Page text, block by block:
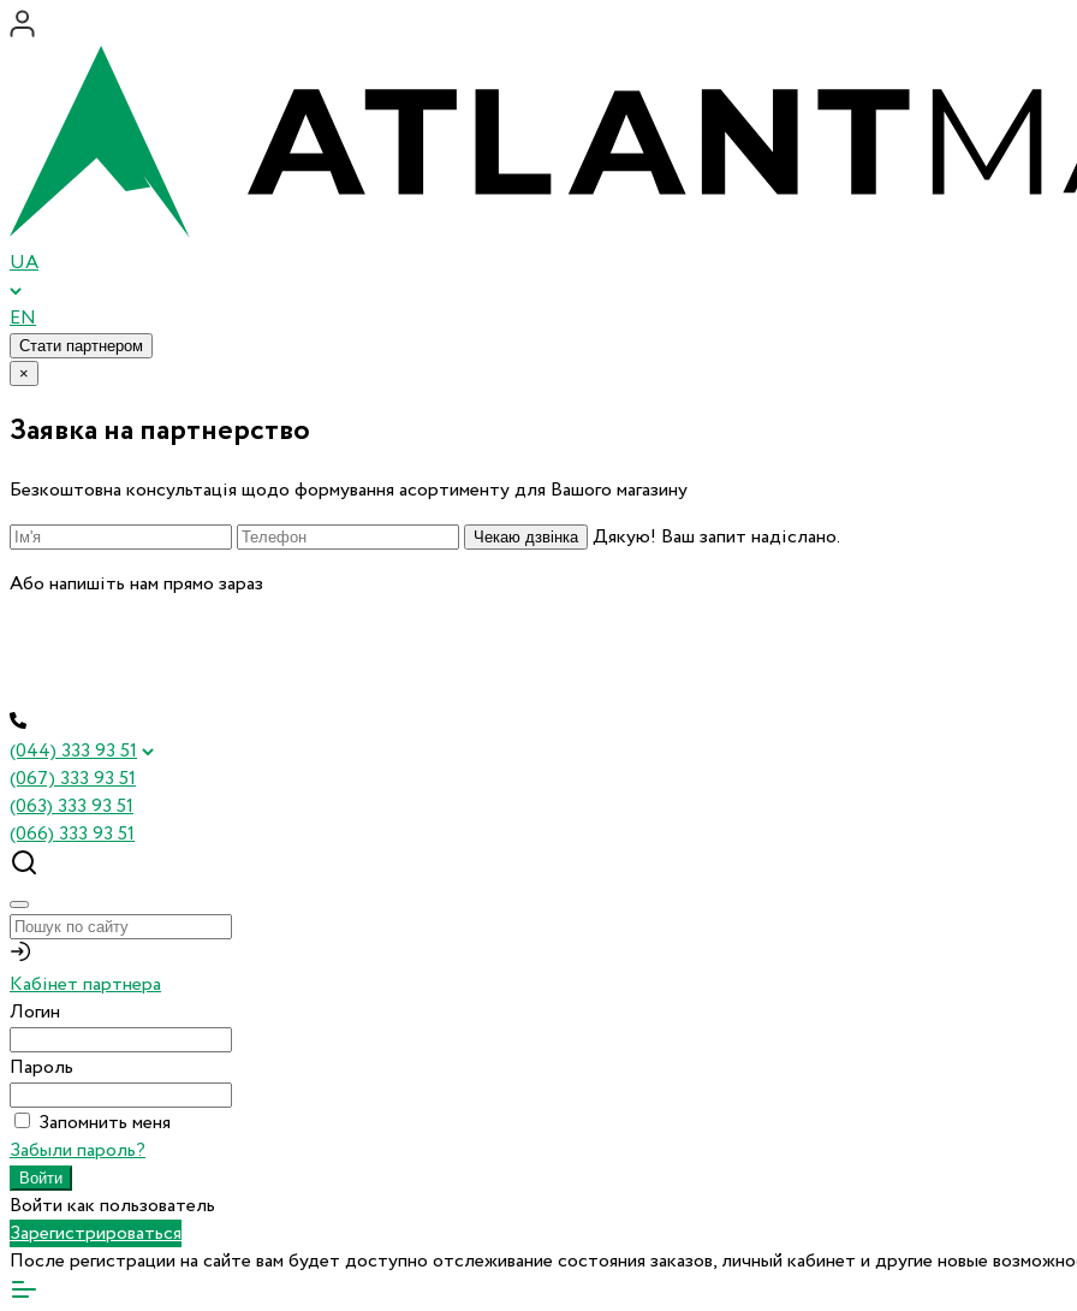
UA
EN
Стати партнером
×
Заявка на партнерство
Безкоштовна консультація щодо формування асортименту для Вашого магазину
Чекаю дзвінка
Дякую! Ваш запит надіслано.
Або напишіть нам прямо зараз
(044) 333 93 51
(067) 333 93 51
(063) 333 93 51
(066) 333 93 51
Кабінет партнера
Логин
Пароль
Запомнить меня
Забыли пароль?
Войти как пользователь
Зарегистрироваться
После регистрации на сайте вам будет доступно отслеживание состояния заказов, личный кабинет и другие новые